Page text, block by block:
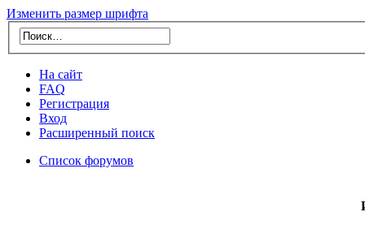
Изменить размер шрифта
На сайт
FAQ
Регистрация
Вход
Расширенный поиск
Список форумов